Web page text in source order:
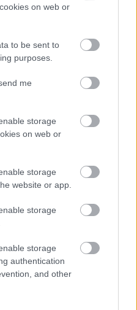
on web or
to be sent to
purposes.
me
storage
on web or
storage
website or app.
storage
storage
authentication
and other
a
merész döntést
költözött – az eredeti
hónapra. Kezdetben
Leningrádban állást
majd a
és a Dulevo
1935-ben a szovjet
irányításában
talán legsűrűbb
változó